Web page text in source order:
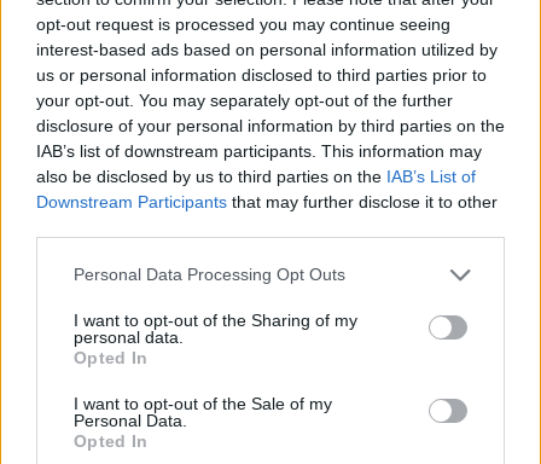
opt-out request is processed you may continue seeing
interest-based ads based on personal information utilized by
us or personal information disclosed to third parties prior to
your opt-out. You may separately opt-out of the further
disclosure of your personal information by third parties on the
IAB’s list of downstream participants. This information may
also be disclosed by us to third parties on the IAB’s List of
Downstream Participants that may further disclose it to other
Personal Data Processing Opt Outs
I want to opt-out of the Sharing of my
personal data.
Opted In
I want to opt-out of the Sale of my
Personal Data.
Opted In
PIÙ LETTI OGGI